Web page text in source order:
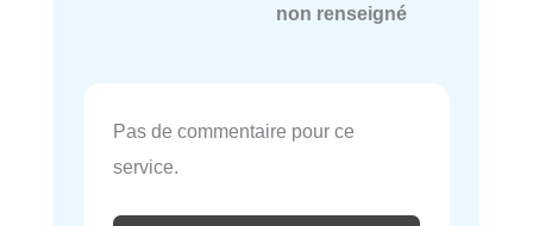
non renseigné
Pas de commentaire pour ce
service.